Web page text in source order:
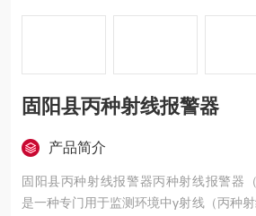
固阳县丙种射线报警器
产品简介
固阳县丙种射线报警器丙种射线报警器
是一种专门用于监测环境中γ射线（丙种射